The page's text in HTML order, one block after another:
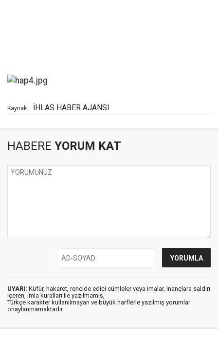
Kaynak: İHLAS HABER AJANSI
HABERE YORUM KAT
UYARI: Küfür, hakaret, rencide edici cümleler veya imalar, inançlara saldırı
içeren, imla kuralları ile yazılmamış,
Türkçe karakter kullanılmayan ve büyük harflerle yazılmış yorumlar
onaylanmamaktadır.